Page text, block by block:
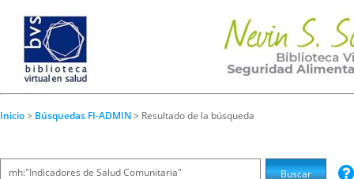
Inicio> Búsquedas FI-ADMIN> Resultado de la búsqueda